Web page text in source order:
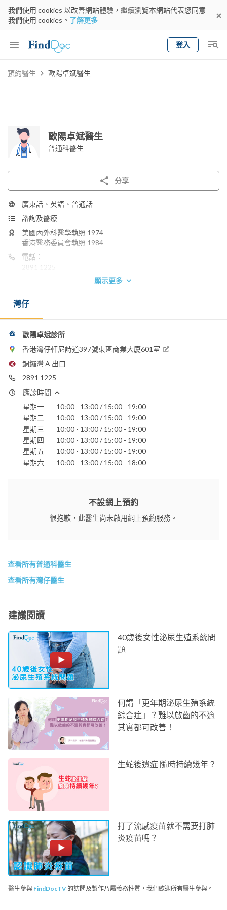
我們使用 cookies 以改善網站體驗，繼續瀏覽本網站代表您同意
我們使用 cookies。 了解更多
登入
Keyword
預約醫生 歐陽卓斌醫生
歐陽卓斌醫生
普通科醫生
分享
廣東話、英語、普通話
諮詢及醫療
美國內外科醫學執照 1974
香港醫務委員會執照 1984
電話：
2891 1225
顯示更多
灣仔
歐陽卓斌診所
香港灣仔軒尼詩道397號東區商業大廈601室
銅鑼灣 A 出口
2891 1225
應診時間
星期一
10:00 - 13:00 / 15:00 - 19:00
星期二
10:00 - 13:00 / 15:00 - 19:00
星期三
10:00 - 13:00 / 15:00 - 19:00
星期四
10:00 - 13:00 / 15:00 - 19:00
星期五
10:00 - 13:00 / 15:00 - 19:00
星期六
10:00 - 13:00 / 15:00 - 18:00
不設網上預約
很抱歉，此醫生尚未啟用網上預約服務。
查看所有普通科醫生
查看所有灣仔醫生
建議閱讀
40歲後女性泌尿生殖系統問
題
何謂「更年期泌尿生殖系統
綜合症」？難以啟齒的不適
其實都可改善！
生蛇後遺症 隨時持續幾年？
打了流感疫苗就不需要打肺
炎疫苗嗎？
醫生參與 FindDocTV 的訪問及製作乃屬義務性質，我們歡迎所有醫生參與。